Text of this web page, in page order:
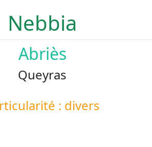
Nebbia
Abriès
Queyras
: divers